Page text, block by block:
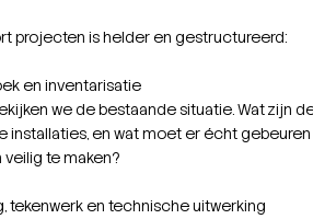
projecten is helder en gestructureerd:
en inventarisatie
we de bestaande situatie. Wat zijn
installaties, en wat moet er écht
te maken?
tekenwerk en technische uitwerking